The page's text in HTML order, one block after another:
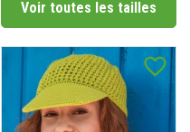
Voir toutes les tailles
favorite_border